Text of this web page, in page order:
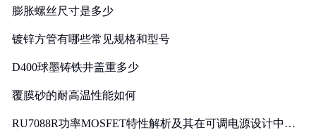
膨胀螺丝尺寸是多少
镀锌方管有哪些常见规格和型号
D400球墨铸铁井盖重多少
覆膜砂的耐高温性能如何
RU7088R功率MOSFET特性解析及其在可调电源设计中的